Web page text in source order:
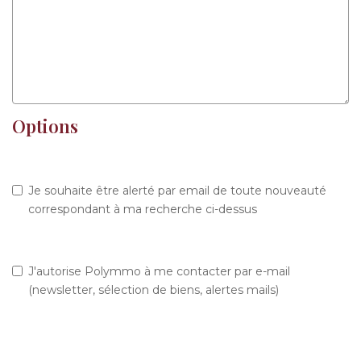
Options
Je souhaite être alerté par email de toute nouveauté
correspondant à ma recherche ci-dessus
J'autorise Polymmo à me contacter par e-mail
(newsletter, sélection de biens, alertes mails)